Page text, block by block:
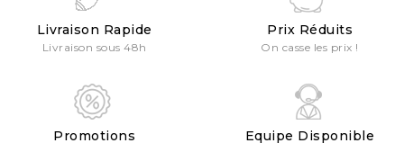
Livraison Rapide
Livraison sous 48h
Prix Réduits
On casse les prix !
Promotions Equipe Disponible